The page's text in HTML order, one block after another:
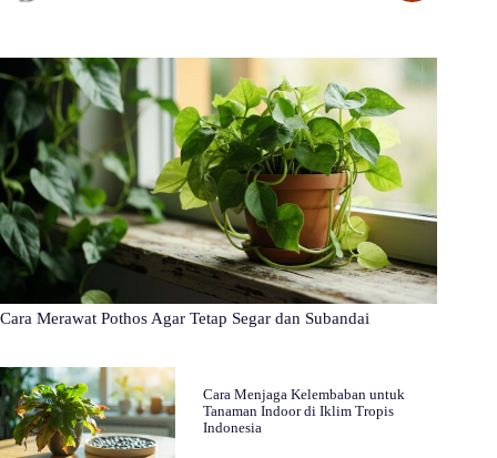
Cara Merawat Pothos Agar Tetap Segar dan Subandai
Cara Menjaga Kelembaban untuk
Tanaman Indoor di Iklim Tropis
Indonesia